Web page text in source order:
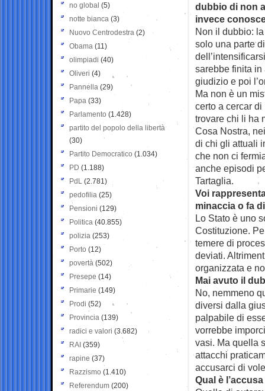
dubbio di non
invece
Non il dubbio:
solo una parte
sarebbe finita in
giudizio e poi
Ma non è un
certo a cercar
trovare chi li ha
Cosa Nostra,
di chi gli attuali
che non ci
anche episodi
Tartaglia.
Voi
minaccia o fa
Lo Stato è uno
Costituzione.
temere di
deviati.
organizzata e
Mai avuto il
No, nemmeno
diversi dalla
palpabile di
vorrebbe
vasi. Ma quella
attacchi
accusarci di
Qual è
no global (5)
notte bianca (3)
Nuovo Centrodestra (2)
Obama (11)
olimpiadi (40)
Oliveri (4)
Pannella (29)
Papa (33)
Parlamento (1.428)
partito del popolo della libertà
(30)
Partito Democratico (1.034)
PD (1.188)
PdL (2.781)
pedofilia (25)
Pensioni (129)
Politica (40.855)
polizia (253)
Porto (12)
povertà (502)
Presepe (14)
Primarie (149)
Prodi (52)
Provincia (139)
radici e valori (3.682)
RAI (359)
rapine (37)
Razzismo (1.410)
Referendum (200)